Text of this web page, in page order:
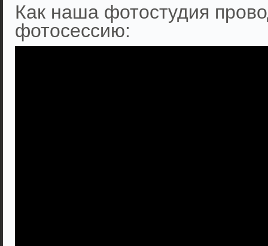
Как наша фотостудия
фотосессию: